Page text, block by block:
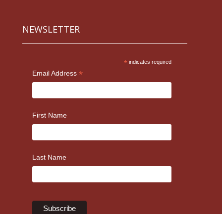
NEWSLETTER
* indicates required
Email Address *
First Name
Last Name